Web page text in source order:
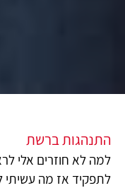
התנהגות ברשת
למה לא חוזרים אלי